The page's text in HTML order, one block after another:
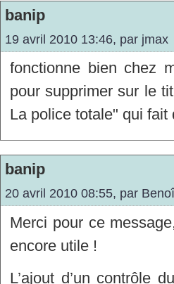
banip
19 avril 2010 13:46, par jmax
fonctionne bien chez
pour supprimer sur le
La police totale" qui
banip
20 avril 2010 08:55, par
Merci pour ce
encore utile !
L’ajout d’un contrôle